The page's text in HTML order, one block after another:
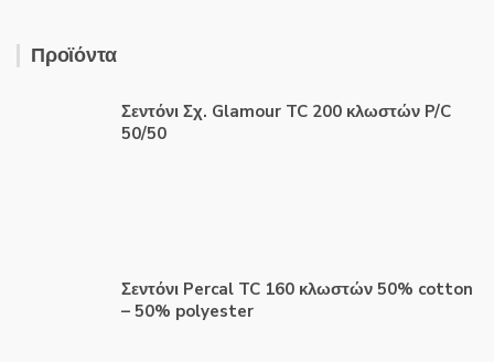
Προϊόντα
Σεντόνι Σχ. Glamour TC 200 κλωστών P/C
50/50
Σεντόνι Percal TC 160 κλωστών 50% cotton
– 50% polyester